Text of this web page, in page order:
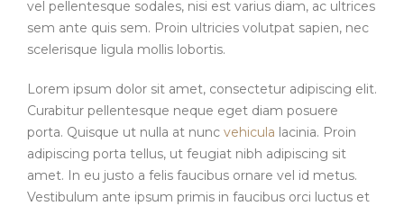
vel pellentesque sodales, nisi est varius diam, ac ultrices
sem ante quis sem. Proin ultricies volutpat sapien, nec
scelerisque ligula mollis lobortis.
Lorem ipsum dolor sit amet, consectetur adipiscing elit.
Curabitur pellentesque neque eget diam posuere
porta. Quisque ut nulla at nunc vehicula lacinia. Proin
adipiscing porta tellus, ut feugiat nibh adipiscing sit
amet. In eu justo a felis faucibus ornare vel id metus.
Vestibulum ante ipsum primis in faucibus orci luctus et